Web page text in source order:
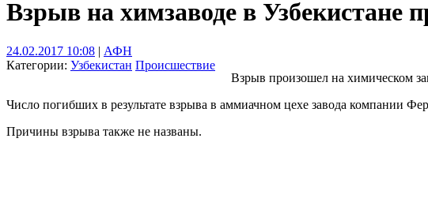
Взрыв на химзаводе в Узбекистане
24.02.2017 10:08 | АФН
Категории: Узбекистан Происшествие
Взрыв произошел на химическом
Число погибших в результате взрыва в аммиачном цехе завода компании
Причины взрыва также не названы.